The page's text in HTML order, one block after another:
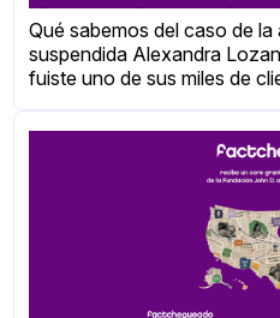
Qué sabemos del caso de
suspendida Alexandra
fuiste uno de sus miles de